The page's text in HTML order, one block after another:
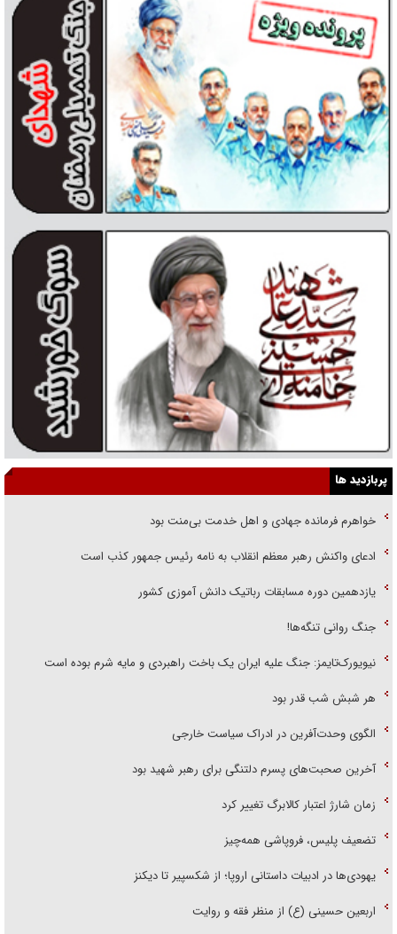
پربازدید ها
خواهرم فرمانده جهادی و اهل خدمت بی‌منت بود
ادعای واکنش رهبر معظم انقلاب به نامه رئیس جمهور کذب است
یازدهمین دوره مسابقات رباتیک دانش آموزی کشور
جنگ روانی تنگه‌ها!
نیویورک‌تایمز: جنگ علیه ایران یک باخت راهبردی و مایه شرم بوده است
هر شبش شب قدر بود
الگوی وحدت‌آفرین در ادراک سیاست خارجی
آخرین صحبت‌های پسرم دلتنگی برای رهبر شهید بود
زمان شارژ اعتبار کالابرگ تغییر کرد
تضعیف پلیس، فروپاشی همه‌چیز
یهودی‌ها در ادبیات داستانی اروپا؛ از شکسپیر تا دیکنز
اربعین حسینی (ع) از منظر فقه و روایت